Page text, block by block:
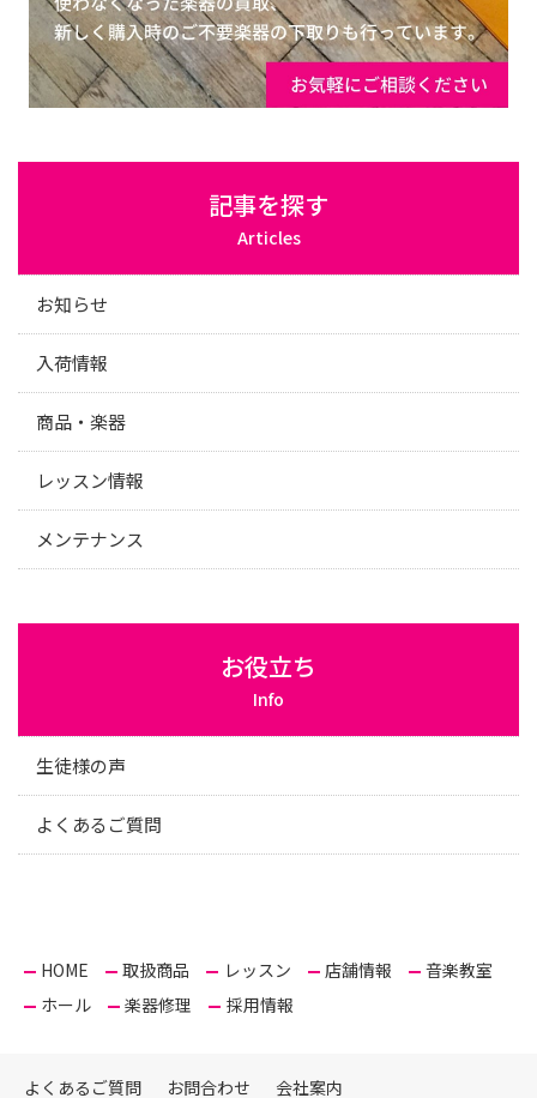
記事を探す
Articles
お知らせ
入荷情報
商品・楽器
レッスン情報
メンテナンス
お役立ち
Info
生徒様の声
よくあるご質問
HOME 取扱商品 レッスン 店舗情報
音楽教室
ホール
楽器修理 採用情報
よくあるご質問 お問合わせ 会社案内